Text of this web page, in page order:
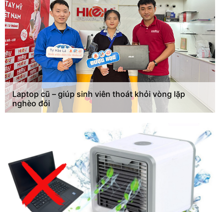
Laptop cũ – giúp sinh viên thoát khỏi vòng lặp
nghèo đói